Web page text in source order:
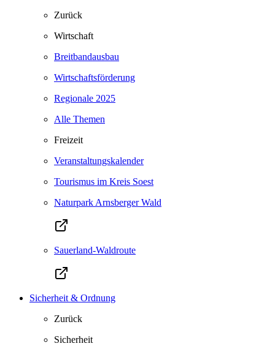
Zurück
Wirtschaft
Breitbandausbau
Wirtschaftsförderung
Regionale 2025
Alle Themen
Freizeit
Veranstaltungskalender
Tourismus im Kreis Soest
Naturpark Arnsberger Wald
Sauerland-Waldroute
Sicherheit & Ordnung
Zurück
Sicherheit